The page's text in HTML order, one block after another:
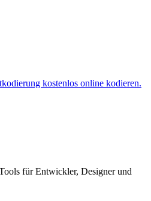
kostenlos online kodieren.
für Entwickler, Designer und